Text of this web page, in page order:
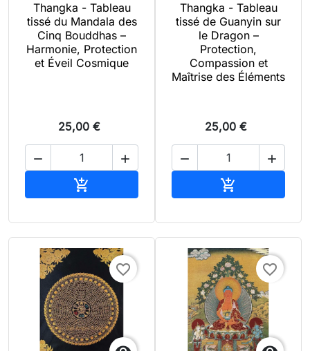
Thangka - Tableau
tissé du Mandala des
Cinq Bouddhas –
Harmonie, Protection
et Éveil Cosmique
25,00 €
 

Thangka - Tableau
tissé de Guanyin sur
le Dragon –
Protection,
Compassion et
Maîtrise des Éléments
25,00 €
 

favorite_border favorite_border